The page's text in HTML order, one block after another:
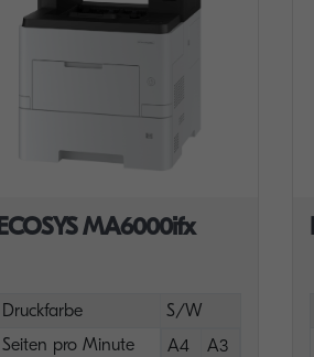
ECOSYS MA6000ifx
Druckfarbe
S/W
Seiten pro Minute
A4
A3